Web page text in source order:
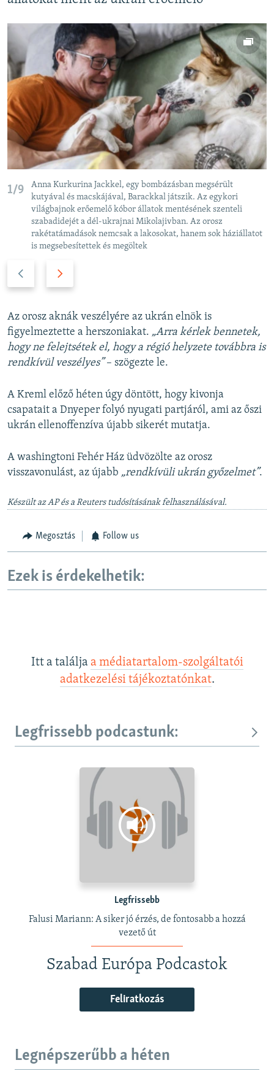
1/9
Anna Kurkurina Jackkel, egy bombázásban megsérült
kutyával és macskájával, Barackkal játszik. Az egykori
világbajnok erőemelő kóbor állatok mentésének szenteli
szabadidejét a dél-ukrajnai Mikolajivban. Az orosz
rakétatámadások nemcsak a lakosokat, hanem sok háziállatot
is megsebesítettek és megöltek
v
i
o
u
s
l
i
e
t
s
l
i
e
Az orosz aknák veszélyére az ukrán elnök is
figyelmeztette a herszoniakat. „Arra kérlek bennetek,
hogy ne felejtsétek el, hogy a régió helyzete továbbra is
rendkívül veszélyes”– szögezte le.
A Kreml előző héten úgy döntött, hogy kivonja
csapatait a Dnyeper folyó nyugati partjáról, ami az őszi
ukrán ellenoffenzíva újabb sikerét mutatja.
A washingtoni Fehér Ház üdvözölte az orosz
visszavonulást, az újabb „rendkívüli ukrán győzelmet”.
Készült az AP és a Reuters tudósításának felhasználásával.
Megosztás Follow us
Ezek is érdekelhetik:
Itt a találja a médiatartalom-szolgáltatói
adatkezelési tájékoztatónkat.
Legfrissebb podcastunk:
Legfrissebb
Falusi Mariann: A siker jó érzés, de fontosabb a hozzá
vezető út
Szabad Európa Podcastok
Feliratkozás
Legnépszerűbb a héten